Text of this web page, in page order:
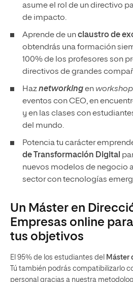
asume el rol de un directivo
de impacto.
Aprende de unclaustro de
obtendrás una formación
100% de los profesores son
directivos de grandes
Haznetworkingen
eventos con CEO, en
y en las clases con
del mundo.
Potencia tu carácter
de Transformación Digital
nuevos modelos de negocio
sector con tecnologías
Un Máster en
Empresas online
tus objetivos
El 95% de los estudiantes del Máster
Tú también podrás compatibilizarlo
personal gracias a nuestra